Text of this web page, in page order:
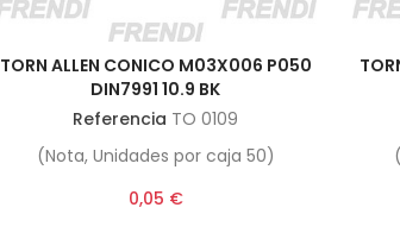
TORN ALLEN CONICO M03X006 P050
DIN7991 10.9 BK
Referencia TO 0109
(Nota, Unidades por caja 50)
0,05 €